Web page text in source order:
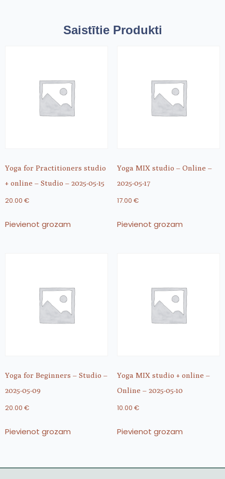
Saistītie Produkti
Yoga for Practitioners studio
+ online – Studio – 2025-05-15
20.00 €
Pievienot grozam
Yoga MIX studio – Online –
2025-05-17
17.00 €
Pievienot grozam
Yoga for Beginners – Studio –
2025-05-09
20.00 €
Pievienot grozam
Yoga MIX studio + online –
Online – 2025-05-10
10.00 €
Pievienot grozam